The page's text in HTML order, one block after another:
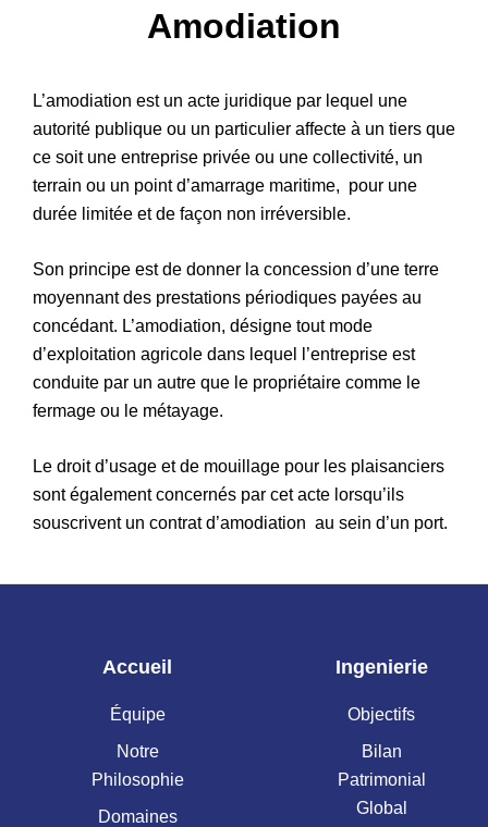
Patrimoine
Amodiation
L’amodiation est un acte juridique par lequel une
autorité publique ou un particulier affecte à un tiers que
ce soit une entreprise privée ou une collectivité, un
terrain ou un point d’amarrage maritime, pour une
durée limitée et de façon non irréversible.
Son principe est de donner la concession d’une terre
moyennant des prestations périodiques payées au
concédant. L’amodiation, désigne tout mode
d’exploitation agricole dans lequel l’entreprise est
conduite par un autre que le propriétaire comme le
fermage ou le métayage.
Le droit d’usage et de mouillage pour les plaisanciers
sont également concernés par cet acte lorsqu’ils
souscrivent un contrat d’amodiation au sein d’un port.
Accueil
Équipe
Notre
Philosophie
Domaines
Ingenierie
Objectifs
Bilan
Patrimonial
Global